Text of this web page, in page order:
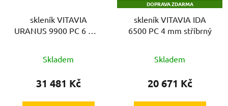
skleník VITAVIA
URANUS 9900 PC 6 mm
Skladem
31 481 Kč
DOPRAVA ZDARMA
skleník VITAVIA IDA
6500 PC 4 mm stříbrný
Skladem
20 671 Kč